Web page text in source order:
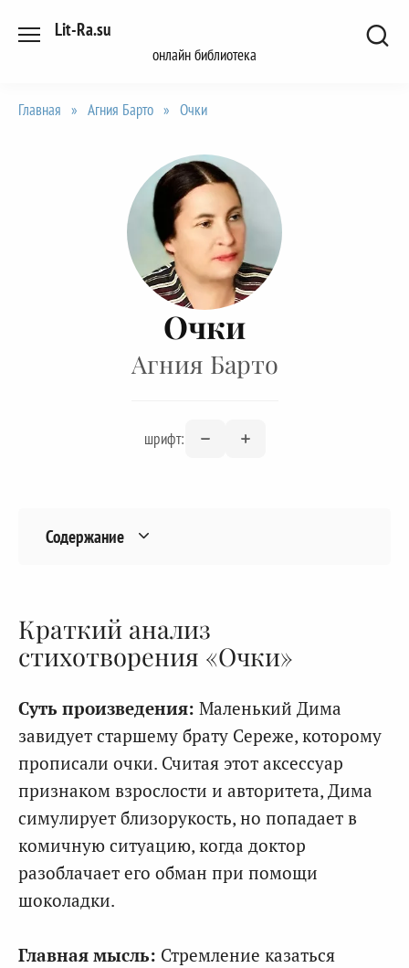
Lit-Ra.su
онлайн библиотека
Главная » Агния Барто » Очки
Очки
Агния Барто
шрифт:
Содержание
Краткий анализ
стихотворения «Очки»
Суть произведения: Маленький Дима
завидует старшему брату Сереже, которому
прописали очки. Считая этот аксессуар
признаком взрослости и авторитета, Дима
симулирует близорукость, но попадает в
комичную ситуацию, когда доктор
разоблачает его обман при помощи
шоколадки.
Главная мысль: Стремление казаться